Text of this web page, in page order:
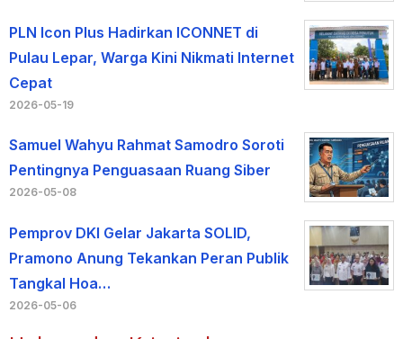
PLN Icon Plus Hadirkan ICONNET di
Pulau Lepar, Warga Kini Nikmati Internet
Cepat
2026-05-19
Samuel Wahyu Rahmat Samodro Soroti
Pentingnya Penguasaan Ruang Siber
2026-05-08
Pemprov DKI Gelar Jakarta SOLID,
Pramono Anung Tekankan Peran Publik
Tangkal Hoa…
2026-05-06